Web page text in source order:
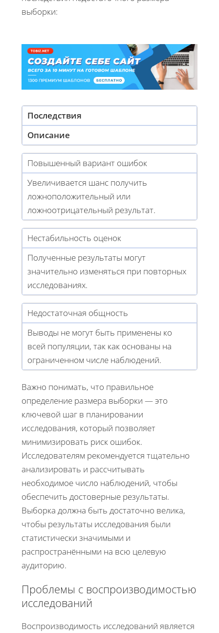
выборки:
Последствия
Описание
Повышенный вариант ошибок
Увеличивается шанс получить
ложноположительный или
ложноотрицательный результат.
Нестабильность оценок
Полученные результаты могут
значительно изменяться при повторных
исследованиях.
Недостаточная общность
Выводы не могут быть применены ко
всей популяции, так как основаны на
ограниченном числе наблюдений.
Важно понимать, что правильное
определение размера выборки — это
ключевой шаг в планировании
исследования, который позволяет
минимизировать риск ошибок.
Исследователям рекомендуется тщательно
анализировать и рассчитывать
необходимое число наблюдений, чтобы
обеспечить достоверные результаты.
Выборка должна быть достаточно велика,
чтобы результаты исследования были
статистически значимыми и
распространёнными на всю целевую
аудиторию.
Проблемы с воспроизводимостью
исследований
Воспроизводимость исследований является